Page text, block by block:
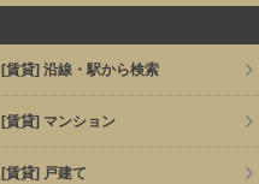
[賃貸] 沿線・駅から検索
[賃貸] マンション
[賃貸] 戸建て